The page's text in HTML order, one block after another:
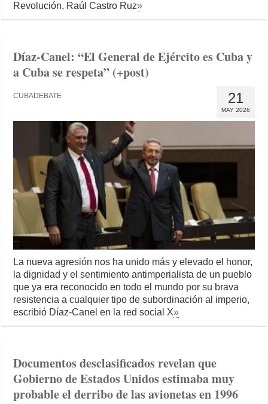
Revolución, Raúl Castro Ruz»
Díaz-Canel: “El General de Ejército es Cuba y
a Cuba se respeta” (+post)
21
MAY 2026
CUBADEBATE
La nueva agresión nos ha unido más y elevado el honor,
la dignidad y el sentimiento antimperialista de un pueblo
que ya era reconocido en todo el mundo por su brava
resistencia a cualquier tipo de subordinación al imperio,
escribió Díaz-Canel en la red social X»
Documentos desclasificados revelan que
Gobierno de Estados Unidos estimaba muy
probable el derribo de las avionetas en 1996